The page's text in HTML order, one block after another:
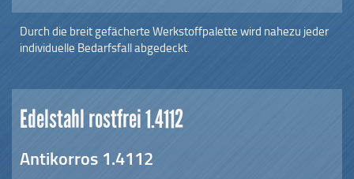
Durch die breit gefächerte Werkstoffpalette wird nahezu jeder
individuelle Bedarfsfall abgedeckt.
Edelstahl rostfrei 1.4112
Antikorros 1.4112